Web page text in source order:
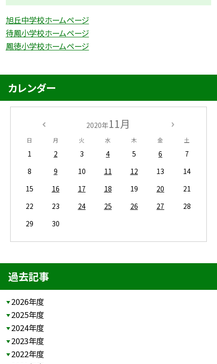
旭丘中学校ホームページ
待鳳小学校ホームページ
鳳徳小学校ホームページ
カレンダー
2020年11月
日 月 火 水 木 金 土
1 2 3 4 5 6
7
8
9 10 11 12 13
14
15
16 17 18 19 20
21
22
23 24 25 26 27
28
29
30
過去記事
2026年度
2025年度
2024年度
2023年度
2022年度